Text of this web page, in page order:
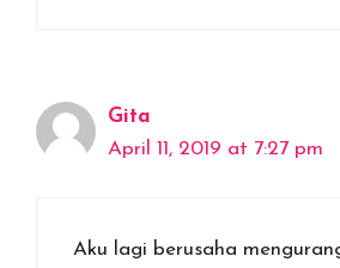
Gita
April 11, 2019 at 7:27 pm
Aku lagi berusaha